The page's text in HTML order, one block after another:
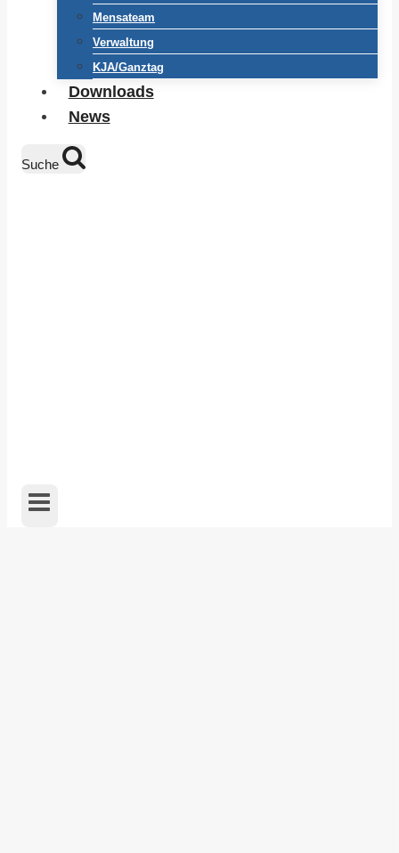
Mensateam
Verwaltung
KJA/Ganztag
Downloads
News
Suche